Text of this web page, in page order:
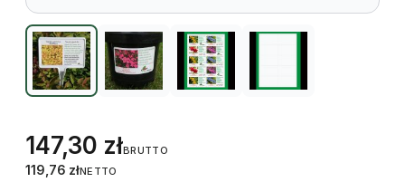
147,30 złBRUTTO
119,76 złNETTO